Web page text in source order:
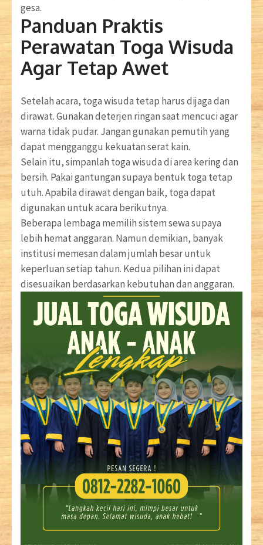
gesa.
Panduan Praktis
Perawatan Toga Wisuda
Agar Tetap Awet
Setelah acara, toga wisuda tetap harus dijaga dan
dirawat. Gunakan deterjen ringan saat mencuci agar
warna tidak pudar. Jangan gunakan pemutih yang
dapat mengganggu kekuatan serat kain.
Selain itu, simpanlah toga wisuda di area kering dan
bersih. Pakai gantungan supaya bentuk toga tetap
utuh. Apabila dirawat dengan baik, toga dapat
digunakan untuk acara berikutnya.
Beberapa lembaga memilih sistem sewa supaya
lebih hemat anggaran. Namun demikian, banyak
institusi memesan dalam jumlah besar untuk
keperluan setiap tahun. Kedua pilihan ini dapat
disesuaikan berdasarkan kebutuhan dan anggaran.